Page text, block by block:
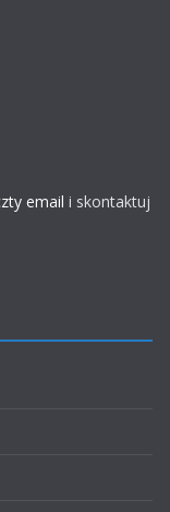
email i skontaktuj